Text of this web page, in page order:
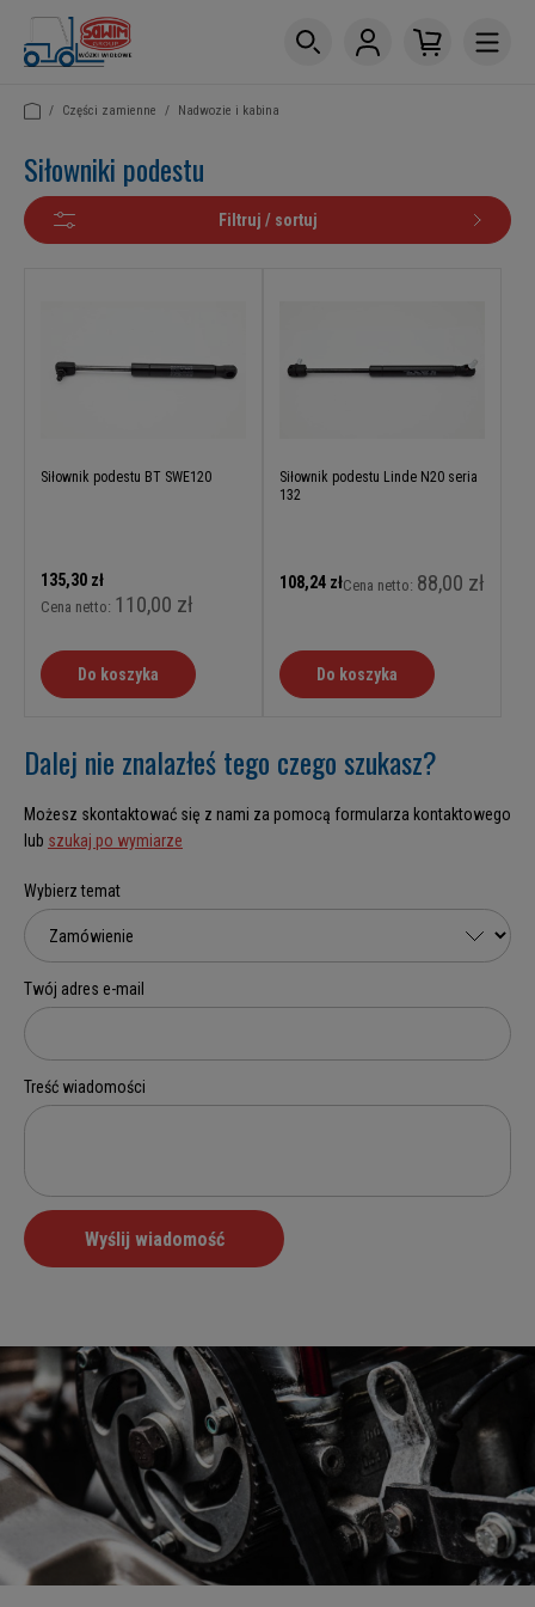
/ Części zamienne / Nadwozie i kabina
Siłowniki podestu
Filtruj / sortuj
Siłownik podestu BT SWE120
135,30 zł
Cena netto: 110,00 zł
Do koszyka
Siłownik podestu Linde N20 seria
132
108,24 złCena netto: 88,00 zł
Do koszyka
Dalej nie znalazłeś tego czego szukasz?
Możesz skontaktować się z nami za pomocą formularza kontaktowego
lub szukaj po wymiarze